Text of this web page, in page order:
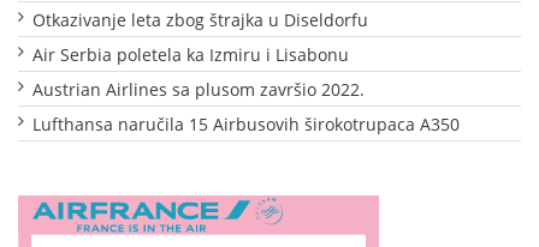
Otkazivanje leta zbog štrajka u Diseldorfu
Air Serbia poletela ka Izmiru i Lisabonu
Austrian Airlines sa plusom završio 2022.
Lufthansa naručila 15 Airbusovih širokotrupaca A350